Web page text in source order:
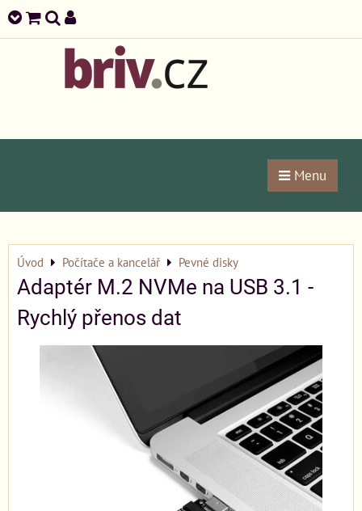
Menu
Úvod Počítače a kancelář Pevné disky
Adaptér M.2 NVMe na USB 3.1 -
Rychlý přenos dat